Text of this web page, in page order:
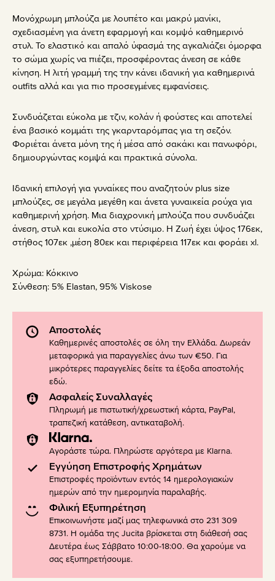
Μονόχρωμη μπλούζα με λουπέτο και μακρύ μανίκι,
σχεδιασμένη για άνετη εφαρμογή και κομψό καθημερινό
στυλ. Το ελαστικό και απαλό ύφασμά της αγκαλιάζει όμορφα
το σώμα χωρίς να πιέζει, προσφέροντας άνεση σε κάθε
κίνηση. Η λιτή γραμμή της την κάνει ιδανική για καθημερινά
outfits αλλά και για πιο προσεγμένες εμφανίσεις.
Συνδυάζεται εύκολα με τζιν, κολάν ή φούστες και αποτελεί
ένα βασικό κομμάτι της γκαρνταρόμπας για τη σεζόν.
Φοριέται άνετα μόνη της ή μέσα από σακάκι και πανωφόρι,
δημιουργώντας κομψά και πρακτικά σύνολα.
Ιδανική επιλογή για γυναίκες που αναζητούν plus size
μπλούζες, σε μεγάλα μεγέθη και άνετα γυναικεία ρούχα για
καθημερινή χρήση. Μια διαχρονική μπλούζα που συνδυάζει
άνεση, στυλ και ευκολία στο ντύσιμο. Η Ζωή έχει ύψος 176εκ,
στήθος 107εκ ,μέση 80εκ και περιφέρεια 117εκ και φοράει xl.
Χρώμα: Κόκκινο
Σύνθεση: 5% Elastan, 95% Viskose
Αποστολές
Καθημερινές αποστολές σε όλη την Ελλάδα. Δωρεάν
μεταφορικά για παραγγελίες άνω των €50. Για
μικρότερες παραγγελίες δείτε τα έξοδα αποστολής
εδώ.
Ασφαλείς Συναλλαγές
Πληρωμή με πιστωτική/χρεωστική κάρτα, PayPal,
τραπεζική κατάθεση, αντικαταβολή.
Αγοράστε τώρα. Πληρώστε αργότερα με Klarna.
Εγγύηση Επιστροφής Χρημάτων
Επιστροφές προϊόντων εντός 14 ημερολογιακών
ημερών από την ημερομηνία παραλαβής.
Φιλική Εξυπηρέτηση
Επικοινωνήστε μαζί μας τηλεφωνικά στο 231 309
8731. Η ομάδα της Jucita βρίσκεται στη διάθεσή σας
Δευτέρα έως Σάββατο 10:00-18:00. Θα χαρούμε να
σας εξυπηρετήσουμε.